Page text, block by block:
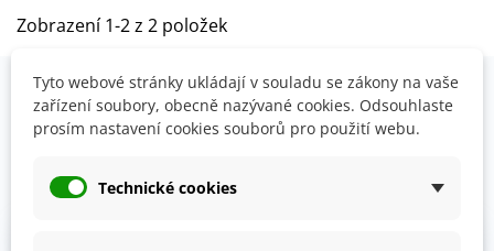
Zobrazení 1-2 z 2 položek
OVĚŘENO NAŠIMI ZÁKAZNÍKY
Prohlédněte si vybraná hodnocení našich zákazníků.
Tyto webové stránky ukládají v souladu se zákony na vaše
zařízení soubory, obecně nazývané cookies. Odsouhlaste
prosím nastavení cookies souborů pro použití webu.
Technické cookies